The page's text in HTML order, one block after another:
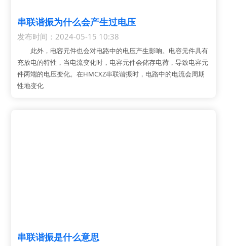
串联谐振为什么会产生过电压
发布时间：2024-05-15 10:38
此外，电容元件也会对电路中的电压产生影响。电容元件具有
充放电的特性，当电流变化时，电容元件会储存电荷，导致电容元
件两端的电压变化。在HMCXZ串联谐振时，电路中的电流会周期
性地变化
串联谐振是什么意思